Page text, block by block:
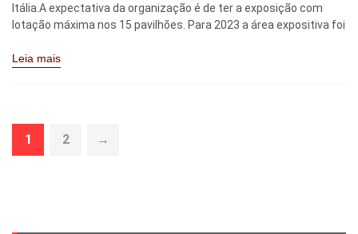
Itália.A expectativa da organização é de ter a exposição com
lotação máxima nos 15 pavilhões. Para 2023 a área expositiva foi
Leia mais
1 2 →